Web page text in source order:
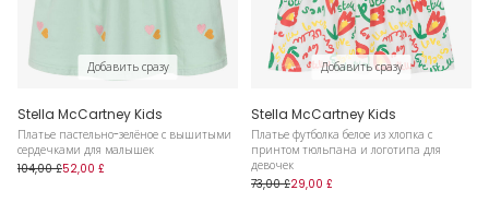
Добавить сразу
Stella McCartney Kids
Платье пастельно-зелёное с вышитыми
сердечками для малышек
104,00 £52,00 £
Добавить сразу
Stella McCartney Kids
Платье футболка белое из хлопка с
принтом тюльпана и логотипа для
девочек
73,00 £29,00 £